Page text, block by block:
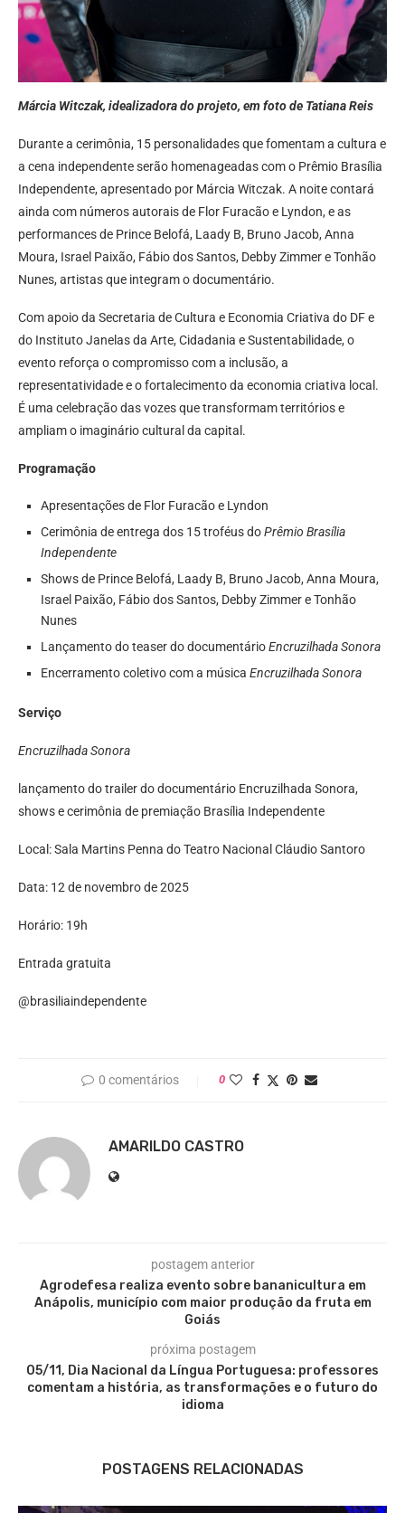
Márcia Witczak, idealizadora do projeto, em foto de Tatiana Reis
Durante a cerimônia, 15 personalidades que fomentam a cultura e
a cena independente serão homenageadas com o Prêmio Brasília
Independente, apresentado por Márcia Witczak. A noite contará
ainda com números autorais de Flor Furacão e Lyndon, e as
performances de Prince Belofá, Laady B, Bruno Jacob, Anna
Moura, Israel Paixão, Fábio dos Santos, Debby Zimmer e Tonhão
Nunes, artistas que integram o documentário.
Com apoio da Secretaria de Cultura e Economia Criativa do DF e
do Instituto Janelas da Arte, Cidadania e Sustentabilidade, o
evento reforça o compromisso com a inclusão, a
representatividade e o fortalecimento da economia criativa local.
É uma celebração das vozes que transformam territórios e
ampliam o imaginário cultural da capital.
Programação
Apresentações de Flor Furacão e Lyndon
Cerimônia de entrega dos 15 troféus doPrêmio Brasília
Independente
Shows de Prince Belofá, Laady B, Bruno Jacob, Anna Moura,
Israel Paixão, Fábio dos Santos, Debby Zimmer e Tonhão
Nunes
Lançamento do teaser do documentárioEncruzilhada Sonora
Encerramento coletivo com a música Encruzilhada Sonora
Serviço
Encruzilhada Sonora
lançamento do trailer do documentário Encruzilhada Sonora,
shows e cerimônia de premiação Brasília Independente
Local: Sala Martins Penna do Teatro Nacional Cláudio Santoro
Data: 12 de novembro de 2025
Horário: 19h
Entrada gratuita
@brasiliaindependente
0 comentários 0
AMARILDO CASTRO
postagem anterior
Agrodefesa realiza evento sobre bananicultura em
Anápolis, município com maior produção da fruta em
Goiás
próxima postagem
05/11, Dia Nacional da Língua Portuguesa: professores
comentam a história, as transformações e o futuro do
idioma
POSTAGENS RELACIONADAS